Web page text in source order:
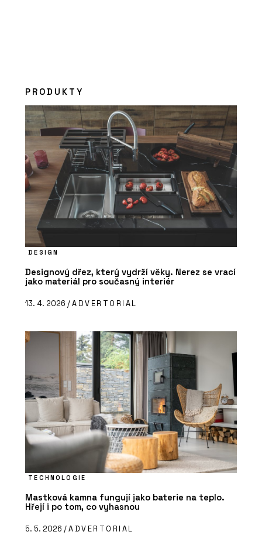
PRODUKTY
DESIGN
Designový dřez, který vydrží věky. Nerez se vrací
jako materiál pro současný interiér
13. 4. 2026 /ADVERTORIAL
TECHNOLOGIE
Mastková kamna fungují jako baterie na teplo.
Hřejí i po tom, co vyhasnou
5. 5. 2026 /ADVERTORIAL